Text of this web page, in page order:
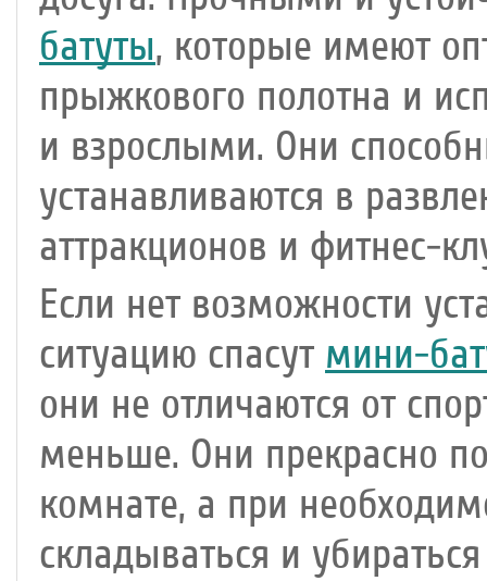
батуты, которые имеют
прыжкового полотна и
и взрослыми. Они
устанавливаются в
аттракционов и фитнес-
Если нет возможности
ситуацию спасут мини-
они не отличаются от
меньше. Они прекрасно
комнате, а при
складываться и